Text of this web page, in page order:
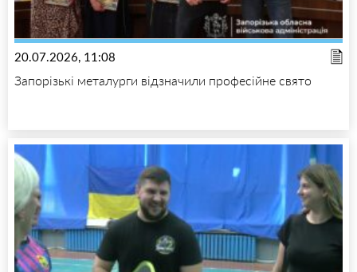
20.07.2026, 11:08
Запорізькі металурги відзначили професійне свято